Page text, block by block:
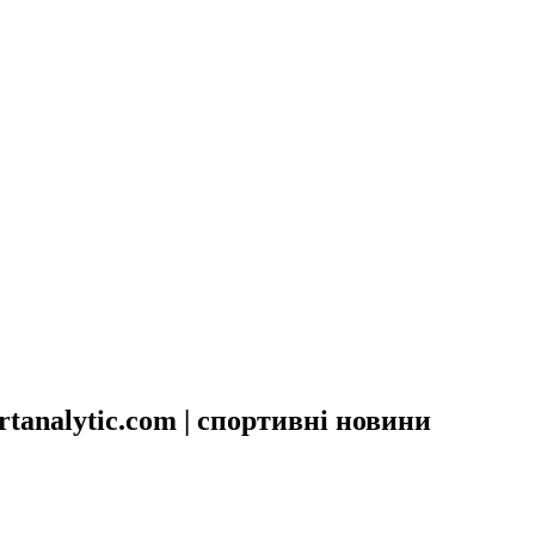
| спортивні новини